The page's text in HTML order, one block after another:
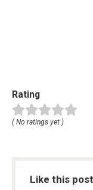
Rating
( No ratings yet )
Like this